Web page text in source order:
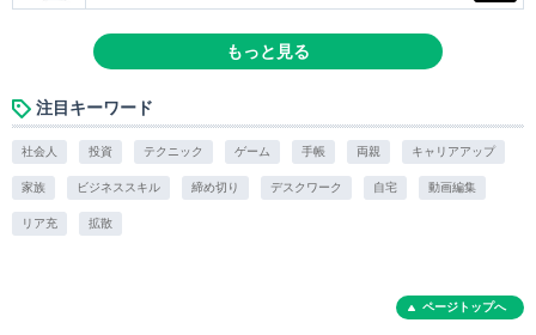
もっと見る
注目キーワード
社会人 投資 テクニック ゲーム 手帳 両親 キャリアアップ
家族 ビジネススキル 締め切り デスクワーク 自宅 動画編集
リア充 拡散
ページトップへ